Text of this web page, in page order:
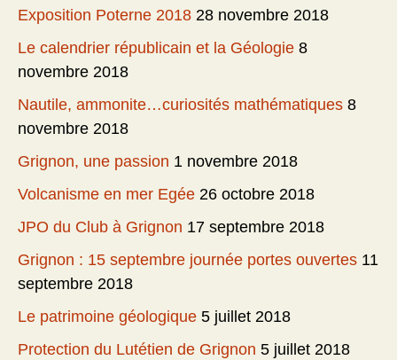
Exposition Poterne 2018 28 novembre 2018
Le calendrier républicain et la Géologie 8
novembre 2018
Nautile, ammonite…curiosités mathématiques 8
novembre 2018
Grignon, une passion 1 novembre 2018
Volcanisme en mer Egée 26 octobre 2018
JPO du Club à Grignon 17 septembre 2018
Grignon : 15 septembre journée portes ouvertes 11
septembre 2018
Le patrimoine géologique 5 juillet 2018
Protection du Lutétien de Grignon 5 juillet 2018